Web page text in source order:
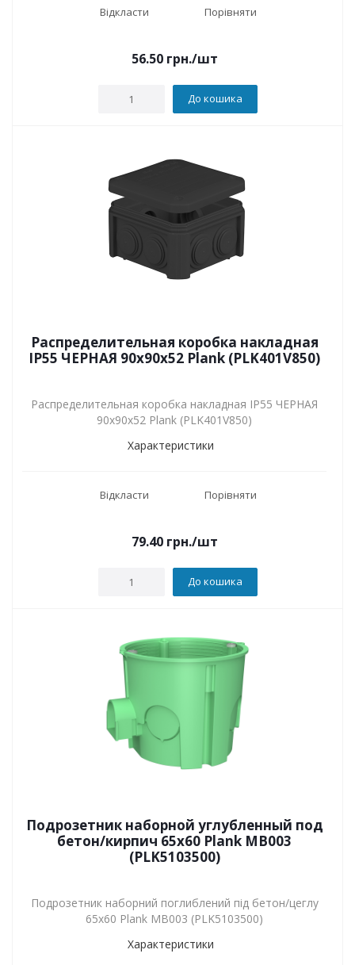
Відкласти Порівняти
56.50 грн./шт
До кошика
Распределительная коробка накладная
IP55 ЧЕРНАЯ 90х90х52 Plank (PLK401V850)
Распределительная коробка накладная IP55 ЧЕРНАЯ
90х90х52 Plank (PLK401V850)
Характеристики
Відкласти Порівняти
79.40 грн./шт
До кошика
Подрозетник наборной углубленный под
бетон/кирпич 65х60 Plank MB003
(PLK5103500)
Подрозетник наборний поглиблений під бетон/цеглу
65х60 Plank MB003 (PLK5103500)
Характеристики